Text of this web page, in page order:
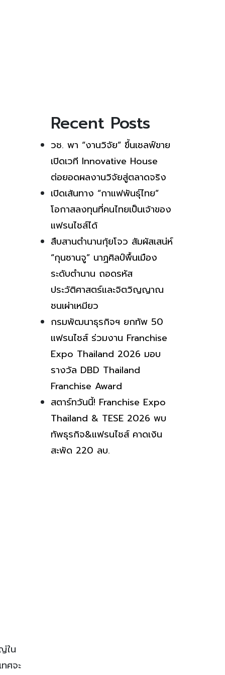
ใน
ศจะ
Recent Posts
วช. พา “งานวิจัย” ขึ้นเชลฟ์ขาย
เปิดเวที Innovative House
ต่อยอดผลงานวิจัยสู่ตลาดจริง
เปิดเส้นทาง “กาแฟพันธุ์ไทย”
โอกาสลงทุนที่คนไทยเป็นเจ้าของ
แฟรนไชส์ได้
สืบสานตำนานกุ้ยโจว สัมผัสเสน่ห์
“กุนซานจู” นาฏศิลป์พื้นเมือง
ระดับตำนาน ถอดรหัส
ประวัติศาสตร์และจิตวิญญาณ
ชนเผ่าเหมียว
กรมพัฒนาธุรกิจฯ ยกทัพ 50
แฟรนไชส์ ร่วมงาน Franchise
Expo Thailand 2026 มอบ
รางวัล DBD Thailand
Franchise Award
สตาร์ทวันนี้! Franchise Expo
Thailand & TESE 2026 พบ
ทัพธุรกิจ&แฟรนไชส์ คาดเงิน
สะพัด 220 ลบ.